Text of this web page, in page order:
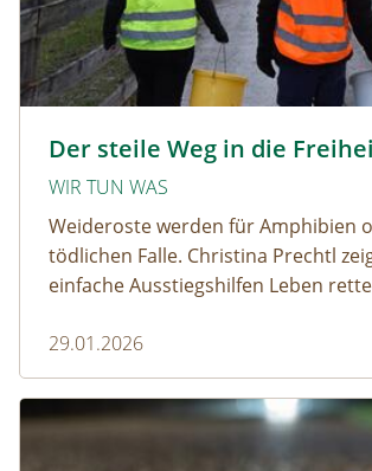
Der steile Weg in die
WIR TUN WAS
Weideroste werden für Amphibien
tödlichen Falle. Christina Prechtl
einfache Ausstiegshilfen Leben
Aufwand.
29.01.2026
Wenn der Weiderost zur Falle wird